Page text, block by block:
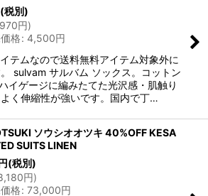
(税別)
円)
格: 4,500円
テムなので送料無料アイテム対象外に
sulvam サルバム ソックス。コットン
イゲージに編みたてた光沢感・肌触り
く伸縮性が強いです。国内で丁…
ソウシオオツキ 40%OFF KESA
SUITS LINEN
(税別)
円)
格: 73,000円